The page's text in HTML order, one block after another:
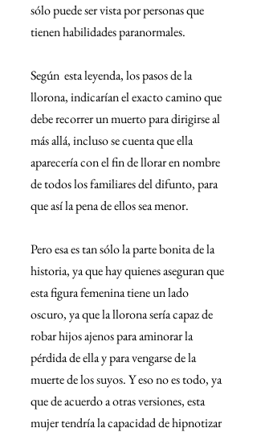
sólo puede ser vista por personas que
tienen habilidades paranormales.
Según  esta leyenda, los pasos de la
llorona, indicarían el exacto camino que
debe recorrer un muerto para dirigirse al
más allá, incluso se cuenta que ella
aparecería con el fin de llorar en nombre
de todos los familiares del difunto, para
que así la pena de ellos sea menor.
Pero esa es tan sólo la parte bonita de la
historia, ya que hay quienes aseguran que
esta figura femenina tiene un lado
oscuro, ya que la llorona sería capaz de
robar hijos ajenos para aminorar la
pérdida de ella y para vengarse de la
muerte de los suyos. Y eso no es todo, ya
que de acuerdo a otras versiones, esta
mujer tendría la capacidad de hipnotizar